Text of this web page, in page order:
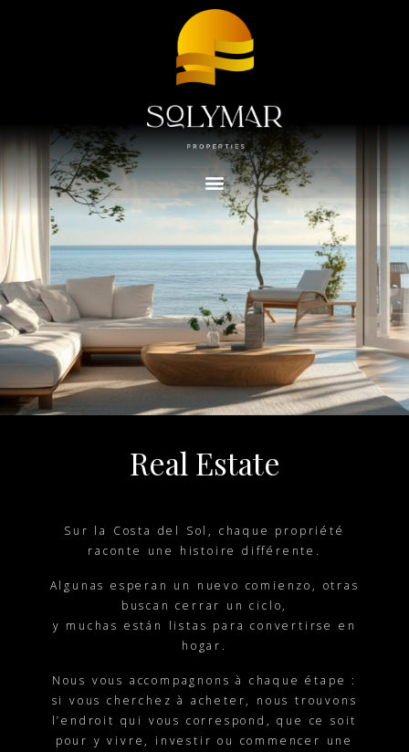
Real Estate
Sur la Costa del Sol, chaque propriété
raconte une histoire différente.
Algunas esperan un nuevo comienzo, otras
buscan cerrar un ciclo,
y muchas están listas para convertirse en
hogar.
Nous vous accompagnons à chaque étape :
si vous cherchez à acheter, nous trouvons
l’endroit qui vous correspond, que ce soit
pour y vivre, investir ou commencer une